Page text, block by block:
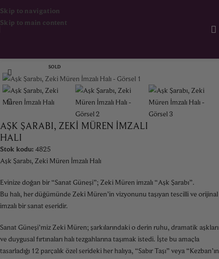
Skip to navigation
Skip to main content
SOLD
AŞK ŞARABI, ZEKI MÜREN İMZALI
HALI
Stok kodu: 4825
Aşk Şarabı, Zeki Müren İmzalı Halı
Evinize doğan bir “Sanat Güneşi”; Zeki Müren imzalı “Aşk Şarabı”.
Bu halı, her düğümünde Zeki Müren’in vizyonunu taşıyan tescilli ve orijinal
imzalı bir sanat eseridir.
Sanat Güneşi’miz Zeki Müren; şarkılarındaki o derin ruhu, dramatik aşkları
ve duygusal fırtınaları halı tezgahlarına taşımak istedi. İşte bu amaçla
tasarladığı 12 parçalık özel serideki her halıya, “Sabır Taşı” veya “Kezban’ın